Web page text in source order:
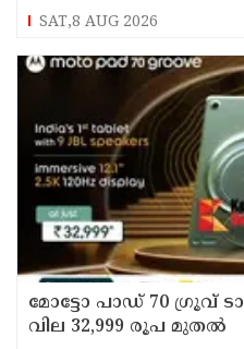
SAT,8 AUG 2026
മോട്ടോ പാഡ് 70 ഗ്രൂവ്
വില 32,999 രൂപ മുതൽ